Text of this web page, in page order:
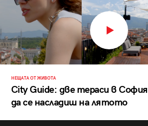
НЕЩАТА ОТ ЖИВОТА
City Guide: две тераси в
да се насладиш на лятото